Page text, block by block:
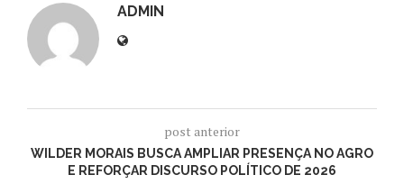
ADMIN
post anterior
WILDER MORAIS BUSCA AMPLIAR PRESENÇA NO AGRO
E REFORÇAR DISCURSO POLÍTICO DE 2026